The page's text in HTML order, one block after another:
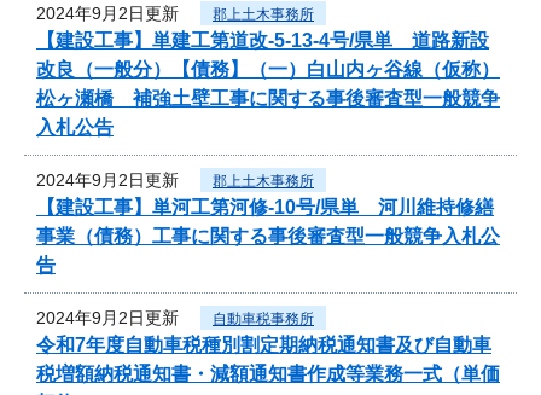
2024年9月2日更新 郡上土木事務所
【建設工事】単建工第道改-5-13-4号/県単 道路新設
改良（一般分）【債務】（一）白山内ヶ谷線（仮称）
松ヶ瀬橋 補強土壁工事に関する事後審査型一般競争
入札公告
2024年9月2日更新 郡上土木事務所
【建設工事】単河工第河修-10号/県単 河川維持修繕
事業（債務）工事に関する事後審査型一般競争入札公
告
2024年9月2日更新 自動車税事務所
令和7年度自動車税種別割定期納税通知書及び自動車
税増額納税通知書・減額通知書作成等業務一式（単価